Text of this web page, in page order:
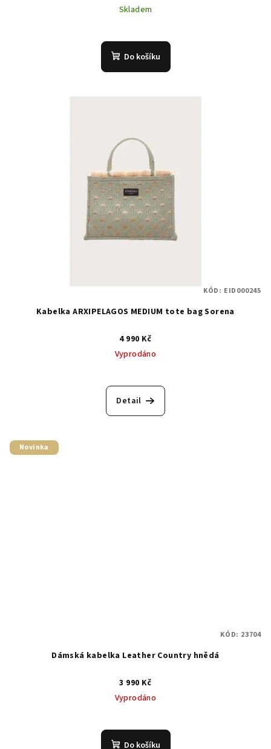
Skladem
Do košíku
Kabelka ARXIPELAGOS MEDIUM tote bag Sorena
4 990 Kč
Vyprodáno
Detail
KÓD: EID000245
Novinka
Dámská kabelka Leather Country hnědá
3 990 Kč
Vyprodáno
Do košíku
KÓD: 23704